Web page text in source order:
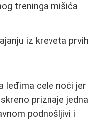
treninga mišića
iz kreveta prvih
leđima cele noći jer
priznaje jedna
podnošljivi i